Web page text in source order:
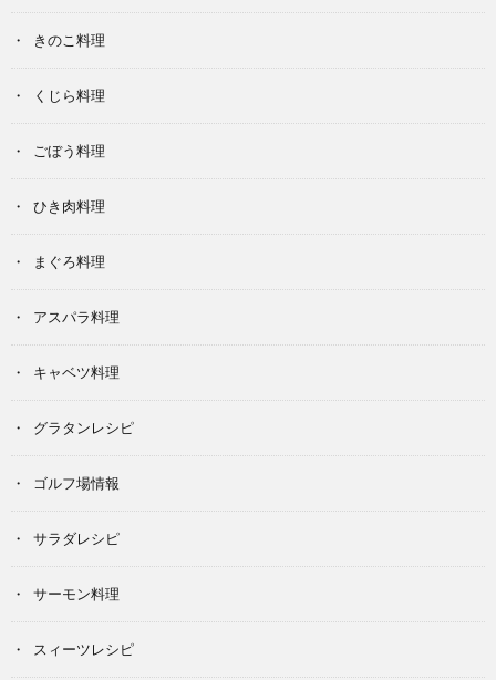
きのこ料理
くじら料理
ごぼう料理
ひき肉料理
まぐろ料理
アスパラ料理
キャベツ料理
グラタンレシピ
ゴルフ場情報
サラダレシピ
サーモン料理
スィーツレシピ